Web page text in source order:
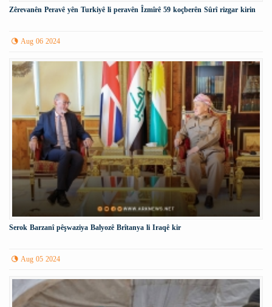
Zêrevanên Peravê yên Turkiyê li peravên Îzmîrê 59 koçberên Sûrî rizgar kirin
Aug 06 2024
Serok Barzanî pêşwaziya Balyozê Brîtanya li Iraqê kir
Aug 05 2024